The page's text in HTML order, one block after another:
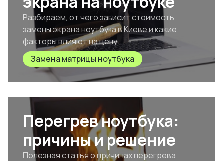
Разбираем, от чего зависит стоимость
замены экрана ноутбука в Киеве и какие
факторы влияют на цену.
Замена матрицы ноутбука
Перегрев ноутбука:
причины и решение
Полезная статья о причинах перегрева